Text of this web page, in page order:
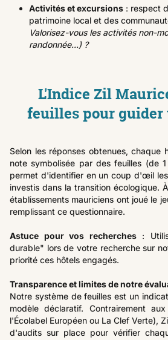
Activités et excursions : respect
patrimoine local et des
Valorisez-vous les activités non-
randonnée...) ?
L'Indice Zil
feuilles pour guider
Selon les réponses obtenues, chaque
note symbolisée par des feuilles (de
permet d'identifier en un coup d'œil
investis dans la transition écologique.
établissements mauriciens ont joué le
remplissant ce questionnaire.
Astuce pour vos recherches:
durable" lors de votre recherche sur
priorité ces hôtels engagés.
Transparence et limites de notre
Notre système de feuilles est un
modèle déclaratif. Contrairement
l'Écolabel Européen ou La Clef Verte),
d'audits sur place pour vérifier